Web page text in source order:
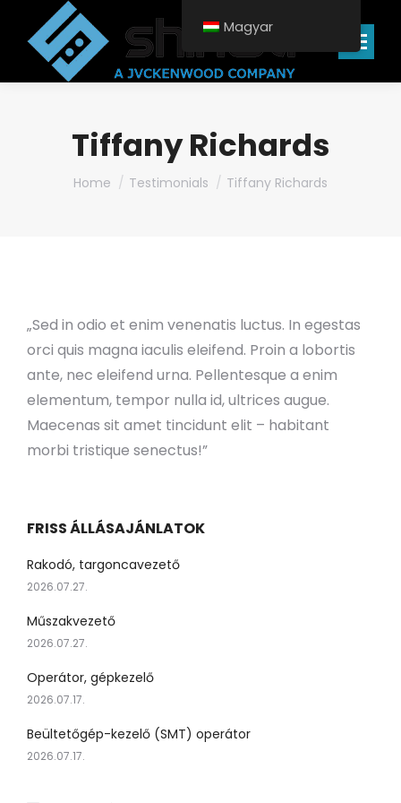
Tiffany Richards
You are here:
Home Testimonials Tiffany Richards
„Sed in odio et enim venenatis luctus. In egestas
orci quis magna iaculis eleifend. Proin a lobortis
ante, nec eleifend urna. Pellentesque a enim
elementum, tempor nulla id, ultrices augue.
Maecenas sit amet tincidunt elit – habitant
morbi tristique senectus!”
FRISS ÁLLÁSAJÁNLATOK
Rakodó, targoncavezető
2026.07.27.
Műszakvezető
2026.07.27.
Operátor, gépkezelő
2026.07.17.
Beültetőgép-kezelő (SMT) operátor
2026.07.17.
Magyar